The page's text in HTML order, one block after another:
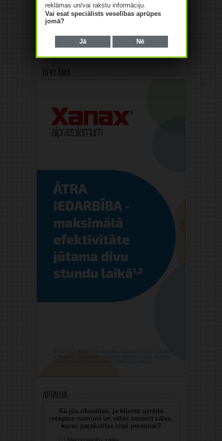
Reklāma
Aptauja
Kā jūs rīkosities, ja klients uzrāda
receptes numuru un vēlas saņemt zāles,
kuras parakstītas citai personai?
reklāmas un/vai rakstu informāciju.
Vai esat speciālists veselības aprūpes
jomā?
Jā Nē